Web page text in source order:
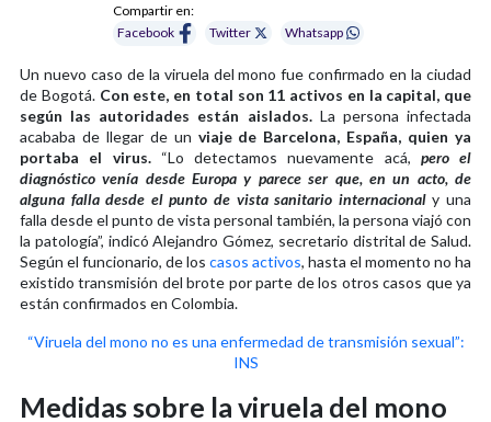
Compartir en:
Facebook
Twitter Whatsapp
Un nuevo caso de la viruela del mono fue confirmado en la ciudad
de Bogotá. Con este, en total son 11 activos en la capital, que
según las autoridades están aislados.La persona infectada
acababa de llegar de un viaje de Barcelona, España, quien ya
portaba el virus.“Lo detectamos nuevamente acá, pero el
diagnóstico venía desde Europa y parece ser que, en un acto, de
alguna falla desde el punto de vista sanitario internacional y una
falla desde el punto de vista personal también, la persona viajó con
la patología”, indicó Alejandro Gómez, secretario distrital de Salud.
Según el funcionario, de los casos activos, hasta el momento no ha
existido transmisión del brote por parte de los otros casos que ya
están confirmados en Colombia.
“Viruela del mono no es una enfermedad de transmisión sexual”:
INS
Medidas sobre la viruela del mono